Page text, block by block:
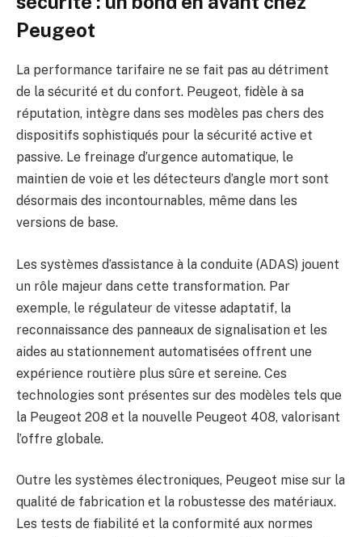
Peugeot
La performance tarifaire ne se fait pas au détriment
de la sécurité et du confort. Peugeot, fidèle à sa
réputation, intègre dans ses modèles pas chers des
dispositifs sophistiqués pour la sécurité active et
passive. Le freinage d’urgence automatique, le
maintien de voie et les détecteurs d’angle mort sont
désormais des incontournables, même dans les
versions de base.
Les systèmes d’assistance à la conduite (ADAS) jouent
un rôle majeur dans cette transformation. Par
exemple, le régulateur de vitesse adaptatif, la
reconnaissance des panneaux de signalisation et les
aides au stationnement automatisées offrent une
expérience routière plus sûre et sereine. Ces
technologies sont présentes sur des modèles tels que
la Peugeot 208 et la nouvelle Peugeot 408, valorisant
l’offre globale.
Outre les systèmes électroniques, Peugeot mise sur la
qualité de fabrication et la robustesse des matériaux.
Les tests de fiabilité et la conformité aux normes